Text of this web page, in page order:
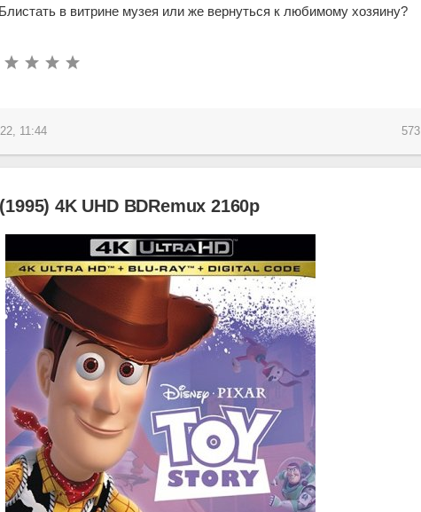
в витрине музея или же вернуться к любимому хозяину?
573
11:44
4K UHD BDRemux 2160p